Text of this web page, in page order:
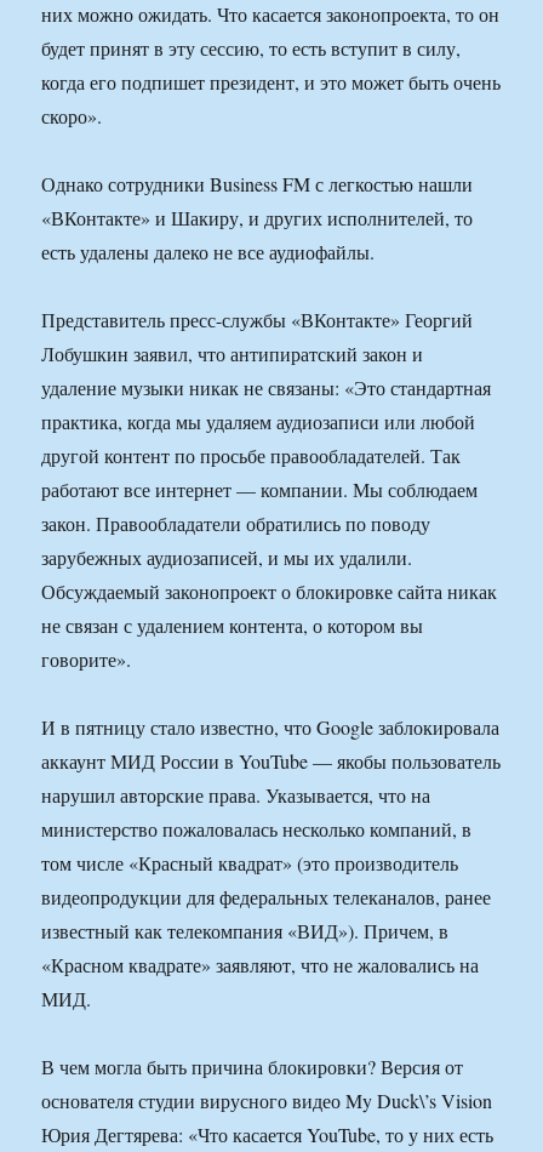
них можно ожидать. Что касается законопроекта, то он
будет принят в эту сессию, то есть вступит в силу,
когда его подпишет президент, и это может быть очень
скоро».
Однако сотрудники Business FM с легкостью нашли
«ВКонтакте» и Шакиру, и других исполнителей, то
есть удалены далеко не все аудиофайлы.
Представитель пресс-службы «ВКонтакте» Георгий
Лобушкин заявил, что антипиратский закон и
удаление музыки никак не связаны: «Это стандартная
практика, когда мы удаляем аудиозаписи или любой
другой контент по просьбе правообладателей. Так
работают все интернет — компании. Мы соблюдаем
закон. Правообладатели обратились по поводу
зарубежных аудиозаписей, и мы их удалили.
Обсуждаемый законопроект о блокировке сайта никак
не связан с удалением контента, о котором вы
говорите».
И в пятницу стало известно, что Google заблокировала
аккаунт МИД России в YouTube — якобы пользователь
нарушил авторские права. Указывается, что на
министерство пожаловалась несколько компаний, в
том числе «Красный квадрат» (это производитель
видеопродукции для федеральных телеканалов, ранее
известный как телекомпания «ВИД»). Причем, в
«Красном квадрате» заявляют, что не жаловались на
МИД.
В чем могла быть причина блокировки? Версия от
основателя студии вирусного видео My Duck\’s Vision
Юрия Дегтярева: «Что касается YouTube, то у них есть